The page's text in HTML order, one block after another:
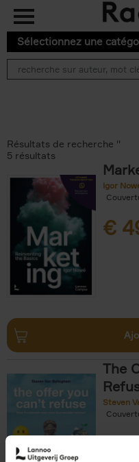
Aller au contenu principal
Sélectionnez une
Résultats de recherche ''
5 résultats
Igor
€
The
Steven
€